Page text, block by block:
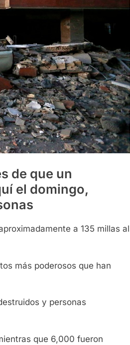
de que un
el domingo,
a 135 millas al
más poderosos que han
y personas
que 6,000 fueron